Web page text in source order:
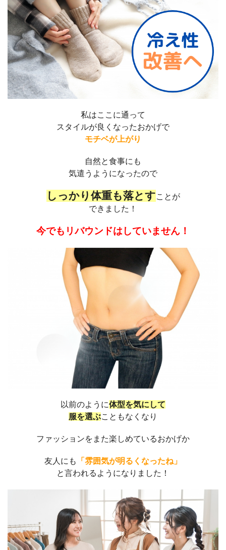
私はここに通って
スタイルが良くなったおかげで
モチベが上がり
自然と食事にも
気遣うようになったので
しっかり 体重も落とすことが
できました！
今でもリバウンドはしていません！
以前のように体型を気にして
服を選ぶこともなくなり
ファッションをまた楽しめているおかげか
友人にも
「雰囲気が明るくなったね」
と言われるようになりました！